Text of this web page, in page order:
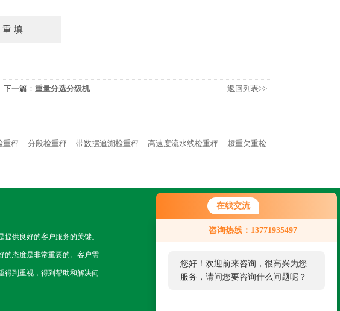
在线交流
咨询热线：13771935497
您好！欢迎前来咨询，很高兴为您
服务，请问您要咨询什么问题呢？
下一篇： 重量分选分级机 返回列表>>
重秤 分段检重秤 带数据追溯检重秤 高速度流水线检重秤
超重欠重检
供良好的客户服务的关键。
的态度是非常重要的。客户需
得到重视，得到帮助和解决问
关注我们